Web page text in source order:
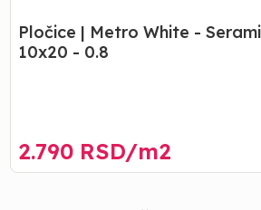
Pločice | Metro White -
10x20 - 0.8
2.790 RSD/m2